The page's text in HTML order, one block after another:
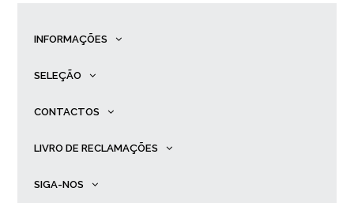
INFORMAÇÕES
SELEÇÃO
CONTACTOS
LIVRO DE RECLAMAÇÕES
SIGA-NOS